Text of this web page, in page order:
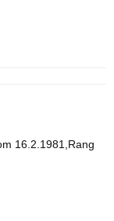
16.2.1981,Rang